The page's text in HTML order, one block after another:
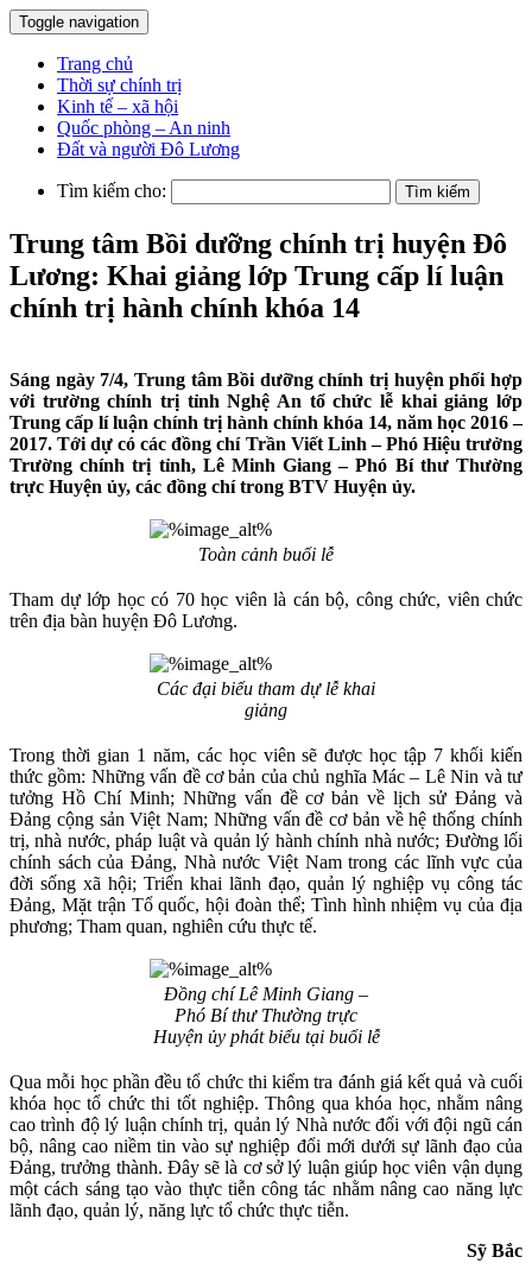
Toggle navigation
Trang chủ
Thời sự chính trị
Kinh tế – xã hội
Quốc phòng – An ninh
Đất và người Đô Lương
Tìm kiếm cho:
Trung tâm Bồi dưỡng chính trị huyện Đô
Lương: Khai giảng lớp Trung cấp lí luận
chính trị hành chính khóa 14
Sáng ngày 7/4, Trung tâm Bồi dưỡng chính trị huyện phối hợp
với trường chính trị tỉnh Nghệ An tổ chức lễ khai giảng lớp
Trung cấp lí luận chính trị hành chính khóa 14, năm học 2016 –
2017. Tới dự có các đồng chí Trần Viết Linh – Phó Hiệu trưởng
Trường chính trị tỉnh, Lê Minh Giang – Phó Bí thư Thường
trực Huyện ủy, các đồng chí trong BTV Huyện ủy.
Toàn cảnh buổi lễ
Tham dự lớp học có 70 học viên là cán bộ, công chức, viên chức
trên địa bàn huyện Đô Lương.
Các đại biểu tham dự lễ khai
giảng
Trong thời gian 1 năm, các học viên sẽ được học tập 7 khối kiến
thức gồm: Những vấn đề cơ bản của chủ nghĩa Mác – Lê Nin và tư
tưởng Hồ Chí Minh; Những vấn đề cơ bản về lịch sử Đảng và
Đảng cộng sản Việt Nam; Những vấn đề cơ bản về hệ thống chính
trị, nhà nước, pháp luật và quản lý hành chính nhà nước; Đường lối
chính sách của Đảng, Nhà nước Việt Nam trong các lĩnh vực của
đời sống xã hội; Triển khai lãnh đạo, quản lý nghiệp vụ công tác
Đảng, Mặt trận Tổ quốc, hội đoàn thể; Tình hình nhiệm vụ của địa
phương; Tham quan, nghiên cứu thực tế.
Đồng chí Lê Minh Giang –
Phó Bí thư Thường trực
Huyện ủy phát biểu tại buổi lễ
Qua mỗi học phần đều tổ chức thi kiểm tra đánh giá kết quả và cuối
khóa học tổ chức thi tốt nghiệp. Thông qua khóa học, nhằm nâng
cao trình độ lý luận chính trị, quản lý Nhà nước đối với đội ngũ cán
bộ, nâng cao niềm tin vào sự nghiệp đổi mới dưới sự lãnh đạo của
Đảng, trưởng thành. Đây sẽ là cơ sở lý luận giúp học viên vận dụng
một cách sáng tạo vào thực tiễn công tác nhằm nâng cao năng lực
lãnh đạo, quản lý, năng lực tổ chức thực tiễn.
Sỹ Bắc